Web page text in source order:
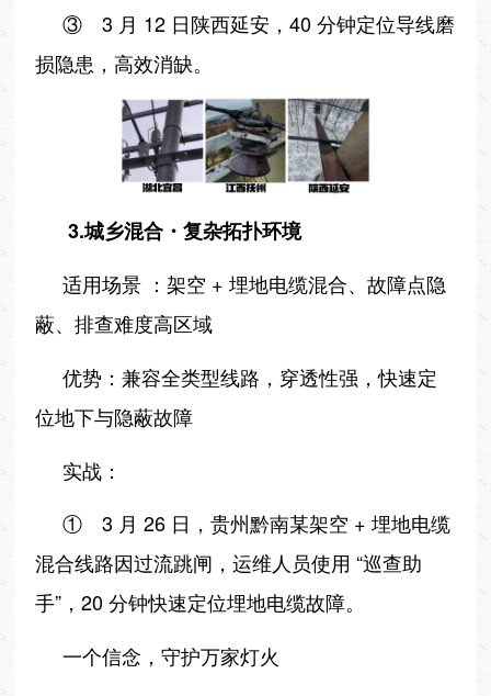
③ 3 月 12 日陕西延安，40 分钟定位导线磨
损隐患，高效消缺。
3.城乡混合・复杂拓扑环境
适用场景 ：架空 + 埋地电缆混合、故障点隐
蔽、排查难度高区域
优势：兼容全类型线路，穿透性强，快速定
位地下与隐蔽故障
实战：
① 3 月 26 日，贵州黔南某架空 + 埋地电缆
混合线路因过流跳闸，运维人员使用 “巡查助
手”，20 分钟快速定位埋地电缆故障。
一个信念，守护万家灯火